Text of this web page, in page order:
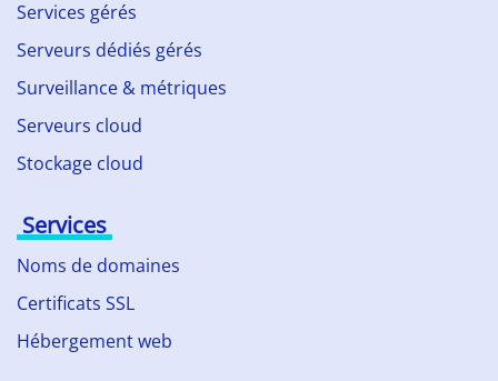
Services gérés
Serveurs dédiés gérés
Surveillance & métriques
Serveurs cloud
Stockage cloud
Services
Noms de domaines
Certificats SSL
Hébergement web